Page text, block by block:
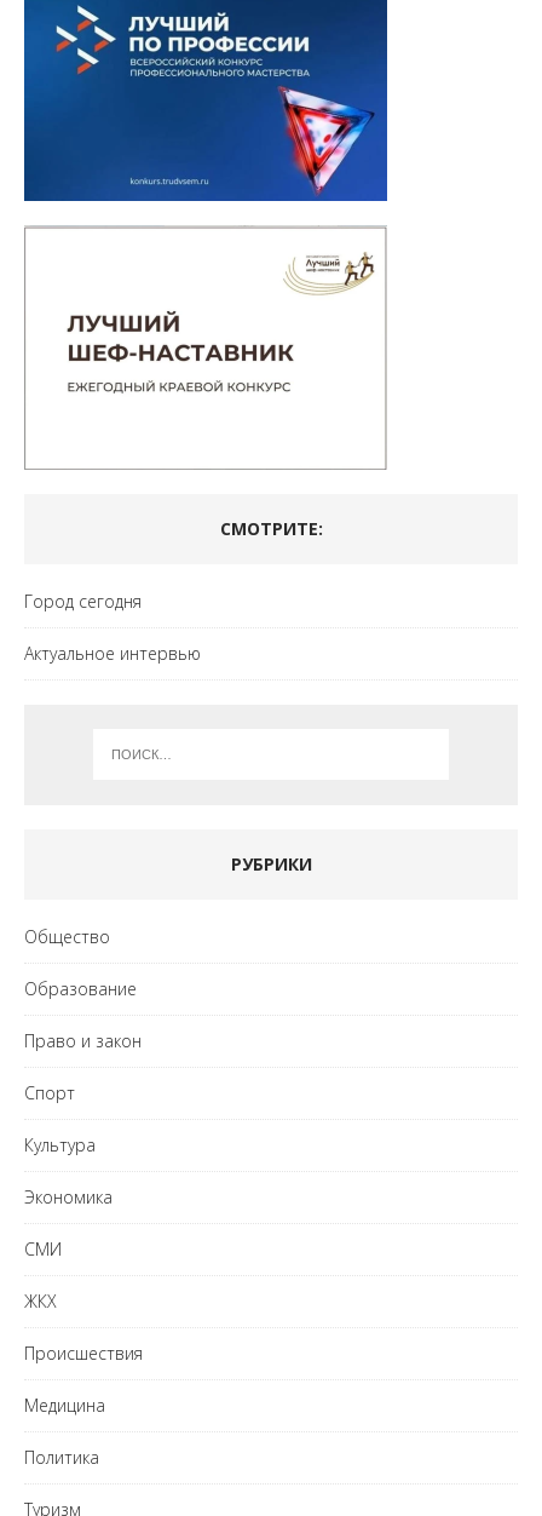
СМОТРИТЕ:
Город сегодня
Актуальное интервью
РУБРИКИ
Общество
Образование
Право и закон
Спорт
Культура
Экономика
СМИ
ЖКХ
Происшествия
Медицина
Политика
Туризм